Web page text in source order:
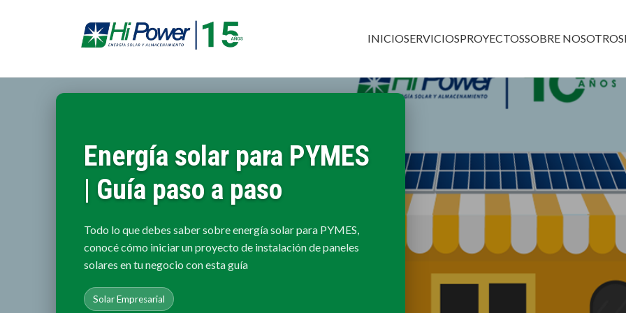
INICIOSERVICIOSPROYECTOSSOBRE NOSOTROS
Energía solar para PYMES
| Guía paso a paso
Todo lo que debes saber sobre energía solar para PYMES,
conocé cómo iniciar un proyecto de instalación de paneles
solares en tu negocio con esta guía
Solar Empresarial